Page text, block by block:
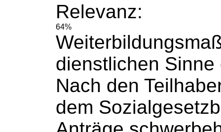
Relevanz:
64%
dienstlichen
Nach den
dem